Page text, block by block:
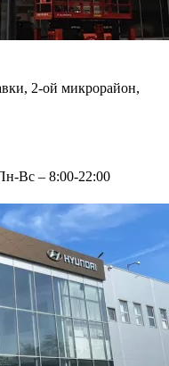
2-ой микрорайон,
Вс – 8:00-22:00